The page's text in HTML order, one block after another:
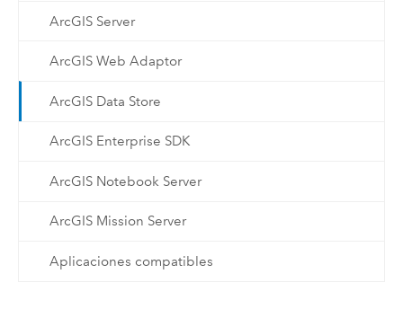
ArcGIS Server
ArcGIS Web Adaptor
ArcGIS Data Store
ArcGIS Enterprise SDK
ArcGIS Notebook Server
ArcGIS Mission Server
Aplicaciones compatibles